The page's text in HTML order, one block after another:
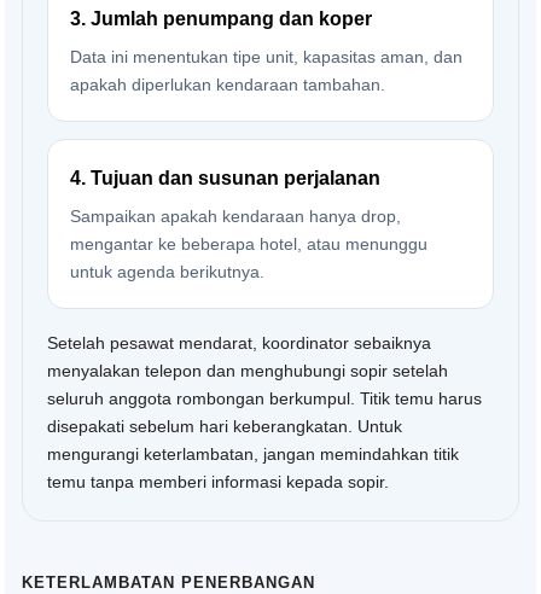
3. Jumlah penumpang dan koper
Data ini menentukan tipe unit, kapasitas aman, dan
apakah diperlukan kendaraan tambahan.
4. Tujuan dan susunan perjalanan
Sampaikan apakah kendaraan hanya drop,
mengantar ke beberapa hotel, atau menunggu
untuk agenda berikutnya.
Setelah pesawat mendarat, koordinator sebaiknya
menyalakan telepon dan menghubungi sopir setelah
seluruh anggota rombongan berkumpul. Titik temu harus
disepakati sebelum hari keberangkatan. Untuk
mengurangi keterlambatan, jangan memindahkan titik
temu tanpa memberi informasi kepada sopir.
KETERLAMBATAN PENERBANGAN